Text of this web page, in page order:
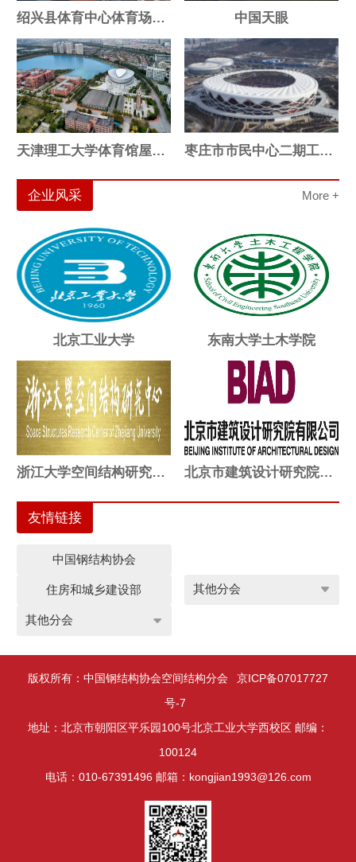
绍兴县体育中心体育场罩棚 中国天眼
天津理工大学体育馆屋盖索穹顶结构 枣庄市市民中心二期工程体育场罩棚索结构
企业风采 More +
北京工业大学 东南大学土木学院
浙江大学空间结构研究中心 北京市建筑设计研究院有限公司
友情链接
中国钢结构协会
住房和城乡建设部
版权所有：中国钢结构协会空间结构分会
京ICP备07017727
号-7
地址：北京市朝阳区平乐园100号北京工业大学西校区 邮编：
100124
电话：010-67391496 邮箱：kongjian1993@126.com